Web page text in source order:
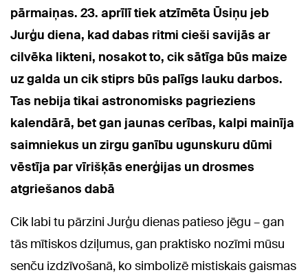
pārmaiņas. 23. aprīlī tiek atzīmēta Ūsiņu jeb
Jurģu diena, kad dabas ritmi cieši savijās ar
cilvēka likteni, nosakot to, cik sātīga būs maize
uz galda un cik stiprs būs palīgs lauku darbos.
Tas nebija tikai astronomisks pagrieziens
kalendārā, bet gan jaunas cerības, kalpi mainīja
saimniekus un zirgu ganību ugunskuru dūmi
vēstīja par vīrišķās enerģijas un drosmes
atgriešanos dabā
Cik labi tu pārzini Jurģu dienas patieso jēgu – gan
tās mītiskos dziļumus, gan praktisko nozīmi mūsu
senču izdzīvošanā, ko simbolizē mistiskais gaismas